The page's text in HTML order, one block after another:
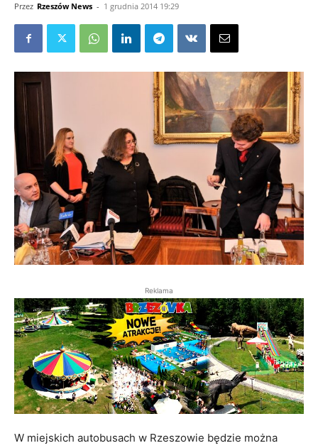
Przez Rzeszów News - 1 grudnia 2014 19:29
Reklama
W miejskich autobusach w Rzeszowie będzie można